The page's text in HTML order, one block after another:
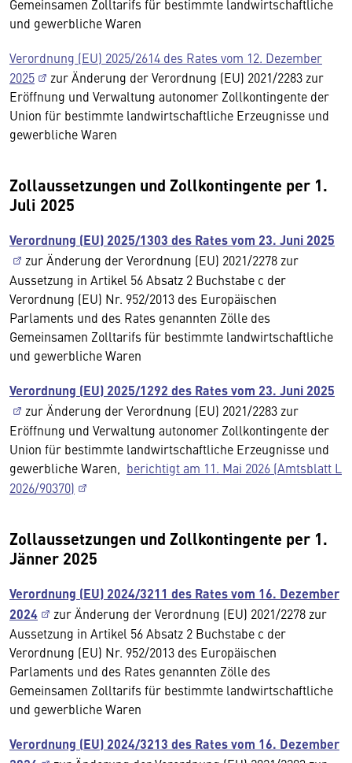
Gemeinsamen Zolltarifs für bestimmte landwirtschaftliche
und gewerbliche Waren
Verordnung (EU) 2025/2614 des Rates vom 12. Dezember
2025
zur Änderung der Verordnung (EU) 2021/2283 zur
Eröffnung und Verwaltung autonomer Zollkontingente der
Union für bestimmte landwirtschaftliche Erzeugnisse und
gewerbliche Waren
Zollaussetzungen und Zollkontingente per 1.
Juli 2025
Verordnung (EU) 2025/1303 des Rates vom 23. Juni 2025
zur Änderung der Verordnung (EU) 2021/2278 zur
Aussetzung in Artikel 56 Absatz 2 Buchstabe c der
Verordnung (EU) Nr. 952/2013 des Europäischen
Parlaments und des Rates genannten Zölle des
Gemeinsamen Zolltarifs für bestimmte landwirtschaftliche
und gewerbliche Waren
Verordnung (EU) 2025/1292 des Rates vom 23. Juni 2025
zur Änderung der Verordnung (EU) 2021/2283 zur
Eröffnung und Verwaltung autonomer Zollkontingente der
Union für bestimmte landwirtschaftliche Erzeugnisse und
gewerbliche Waren, berichtigt am 11. Mai 2026 (Amtsblatt L
2026/90370)
Zollaussetzungen und Zollkontingente per 1.
Jänner 2025
Verordnung (EU) 2024/3211 des Rates vom 16. Dezember
2024
zur Änderung der Verordnung (EU) 2021/2278 zur
Aussetzung in Artikel 56 Absatz 2 Buchstabe c der
Verordnung (EU) Nr. 952/2013 des Europäischen
Parlaments und des Rates genannten Zölle des
Gemeinsamen Zolltarifs für bestimmte landwirtschaftliche
und gewerbliche Waren
Verordnung (EU) 2024/3213 des Rates vom 16. Dezember